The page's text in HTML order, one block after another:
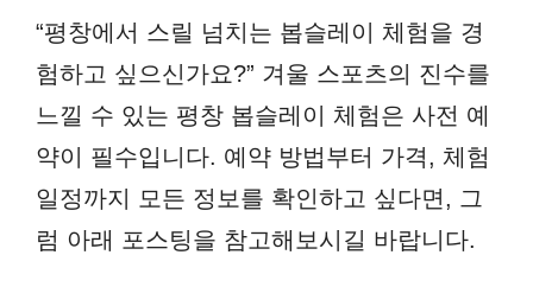
“평창에서 스릴 넘치는 봅슬레이 체험을 경
험하고 싶으신가요?” 겨울 스포츠의 진수를
느낄 수 있는 평창 봅슬레이 체험은 사전 예
약이 필수입니다. 예약 방법부터 가격, 체험
일정까지 모든 정보를 확인하고 싶다면, 그
럼 아래 포스팅을 참고해보시길 바랍니다.